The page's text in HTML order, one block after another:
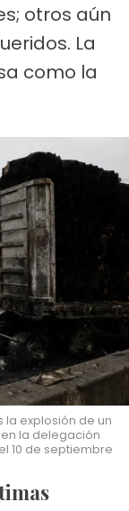
otros aún
La
como la
explosión de un
la delegación
10 de septiembre